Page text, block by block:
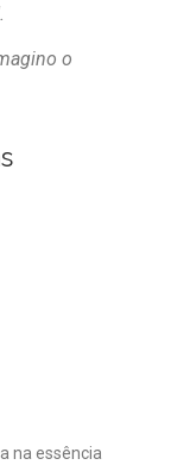
o
na essência